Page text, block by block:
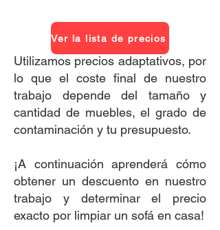
Utilizamos precios adaptativos, por
lo que el coste final de nuestro
trabajo depende del tamaño y
cantidad de muebles, el grado de
contaminación y tu presupuesto.
¡A continuación aprenderá cómo
obtener un descuento en nuestro
trabajo y determinar el precio
exacto por limpiar un sofá en casa!
Ver la lista de precios